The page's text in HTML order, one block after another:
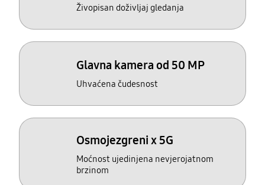
Živopisan doživljaj gledanja
Glavna kamera od 50 MP
Uhvaćena čudesnost
Osmojezgreni x 5G
Moćnost ujedinjena nevjerojatnom
brzinom